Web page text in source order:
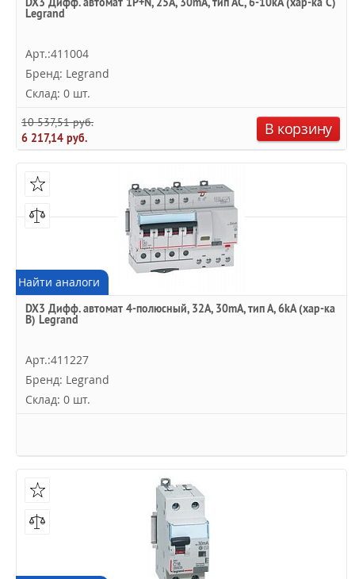
Legrand
Арт.:411004
Бренд: Legrand
Склад: 0 шт.
10 537,51 руб.
6 217,14 руб.
В корзину
Найти аналоги
DX3 Дифф. автомат 4-полюсный, 32A, 30mA, тип А, 6kA (хар-ка
B) Legrand
Арт.:411227
Бренд: Legrand
Склад: 0 шт.